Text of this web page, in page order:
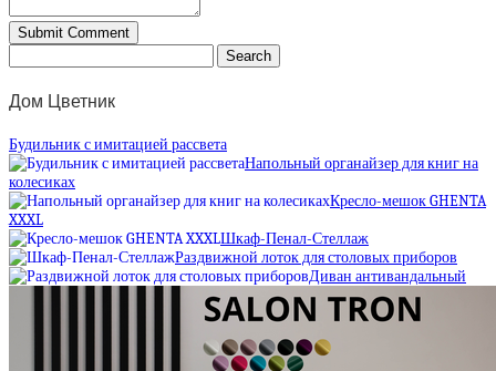
Дом Цветник
Будильник с имитацией рассвета
Напольный органайзер для книг на
колесиках
Кресло-мешок GHENTA
XXXL
Шкаф-Пенал-Стеллаж
Раздвижной лоток для столовых приборов
Диван антивандальный